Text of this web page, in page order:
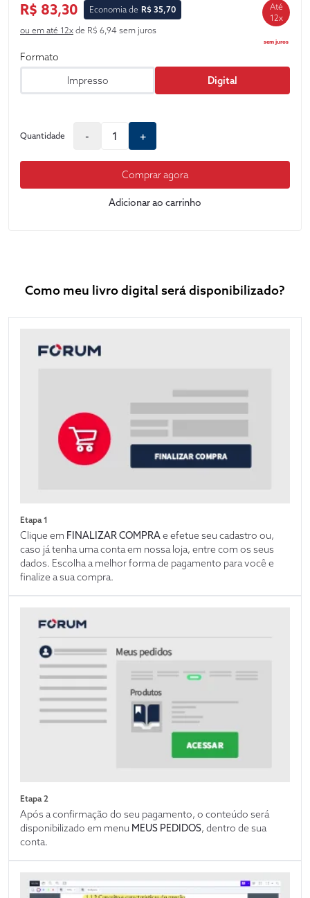
R$ 83,30 Economia de R$ 35,70
Até
12x
sem juros
ou em até 12x de R$ 6,94 sem juros
Formato
Impresso
Digital
Quantidade - +
Comprar agora
Adicionar ao carrinho
Como meu livro digital será disponibilizado?
Etapa 1
Clique em FINALIZAR COMPRAe efetue seu cadastro ou,
caso já tenha uma conta em nossa loja, entre com os seus
dados. Escolha a melhor forma de pagamento para você e
finalize a sua compra.
Etapa 2
Após a confirmação do seu pagamento, o conteúdo será
disponibilizado em menu MEUS PEDIDOS, dentro de sua
conta.